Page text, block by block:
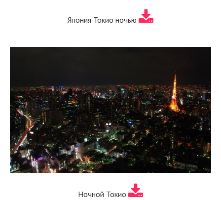
Япония Токио ночью
Ночной Токио